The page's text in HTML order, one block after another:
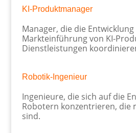
KI-Produktmanager
Manager, die die
Markteinführung von KI-
Dienstleistungen
Robotik-Ingenieur
Ingenieure, die sich auf die
Robotern konzentrieren, die
sind.